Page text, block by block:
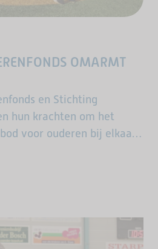
OMARMT
en Stichting
hun krachten om het
voor ouderen bij elkaar